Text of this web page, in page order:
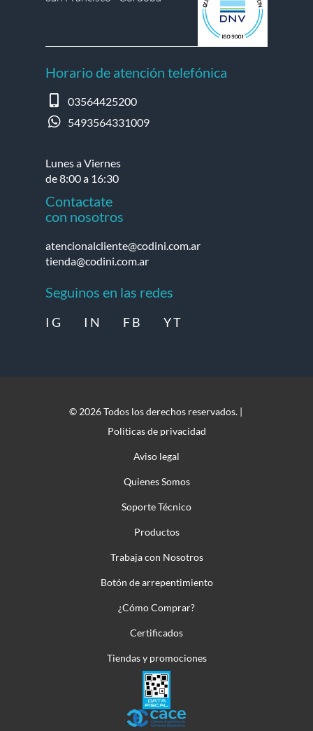
Horario de atención telefónica
03564425200
5493564331009
Lunes a Viernes
de 8:00 a 16:30
Contactate
con nosotros
atencionalcliente@codini.com.ar
tienda@codini.com.ar
Seguinos en las redes
I G I N F B Y T
© 2026 Todos los derechos reservados. |
Politicas de privacidad
Aviso legal
Quienes Somos
Soporte Técnico
Productos
Trabaja con Nosotros
Botón de arrepentimiento
¿Cómo Comprar?
Certificados
Tiendas y promociones